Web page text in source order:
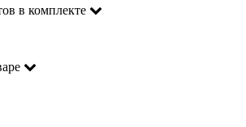
в комплекте